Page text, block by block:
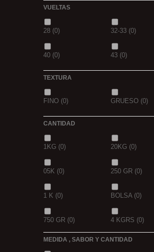
MIEL OCEAN LIVER
GOLDEN X
VUELTAS
28 (0) 32-33 (0)
40 (0) 43 (0)
TEXTURA
FINO (0) GRUESO (0)
CANTIDAD
1KG (0) 20KG (0)
05K (0) 250 GR (0)
1 K (0) BOLSA(0)
750 GR (0) 4 KGRS (0)
(0)
MEDIDA , SABOR Y CANTIDAD